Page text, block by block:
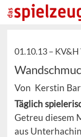
01.10.13 – KV&H
Von Kerstin
Täglich
Getreu diesem
aus